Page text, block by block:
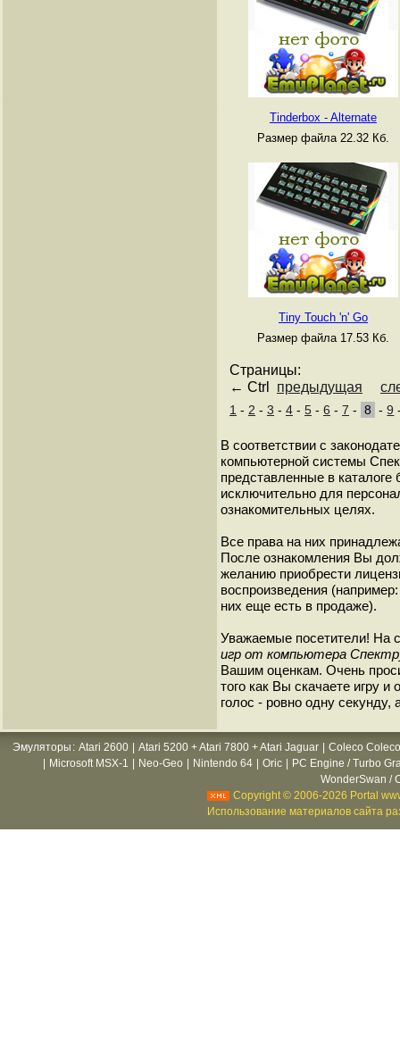
Tinderbox - Alternate
Размер файла 22.32 Кб.
Tiny Touch 'n' Go
Размер файла 17.53 Кб.
Страницы:
← Ctrl предыдущая
1 - 2 - 3 - 4 - 5 - 6 - 7 - 8 -9
В соответствии с
компьютерной системы
представленные в
исключительно для
ознакомительных целях.
Все права на них
После ознакомления Вы
желанию приобрести
воспроизведения
них еще есть в продаже).
Уважаемые посетители! На
игр от компьютера
Вашим оценкам. Очень
того как Вы скачаете игру
голос - ровно одну
Эмуляторы : Atari 2600 Atari 5200 + Atari 7800 + Atari Jaguar
Coleco
Microsoft MSX-1 Neo-Geo Nintendo 64 Oric
PC Engine / Turbo
WonderSwan /
Copyright © 2006-2026 Portal
Использование материалов сайта